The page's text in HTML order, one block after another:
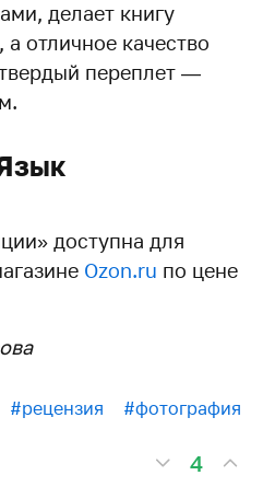
делает книгу
отличное качество
переплет —
доступна для
Ozon.ru по цене
#рецензия #фотография
4